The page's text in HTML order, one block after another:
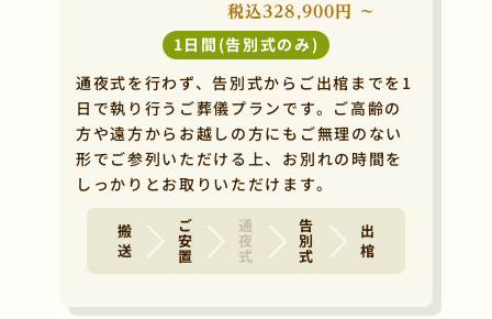
税込328,900円 ~
1日間(告別式のみ)
通夜式を行わず、告別式からご出棺までを1
日で執り行うご葬儀プランです。ご高齢の
方や遠方からお越しの方にもご無理のない
形でご参列いただける上、お別れの時間を
しっかりとお取りいただけます。
搬 送 ご安置 通夜式 告別式 出 棺